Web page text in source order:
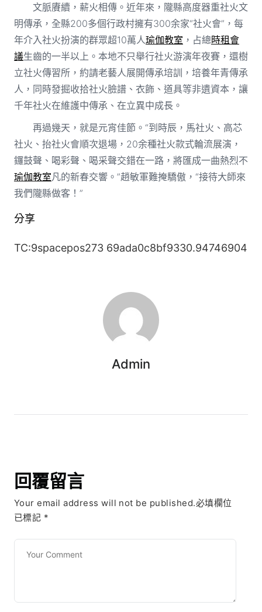
文脈賡續，薪火相傳。近年來，隴縣高度器重社火文
明傳承，全縣200多個行政村擁有300余家“社火會”，每
年介入社火扮演的群眾超10萬人瑜伽教室 ，占總時租會
議生齒的一半以上。本地不只舉行社火游演年夜賽，還樹
立社火傳習所，約請老藝人展開傳承培訓，培養年青傳承
人，同時發掘收拾社火臉譜、衣飾、道具等非遺資本，讓
千年社火在維護中傳承、在立異中成長。
再過幾天，就是元宵佳節。“到時辰，馬社火、高芯
社火、抬社火會順次退場，20余種社火款式輪流展演，
鑼鼓聲、喝彩聲、喝采聲交錯在一路，將匯成一曲熱烈不
瑜伽教室凡的新春交響。”趙敏軍難掩驕傲，“接待大師來
我們隴縣做客！”
分享
TC:9spacepos273 69ada0c8bf9330.94746904
Admin
回覆留言
Your email address will not be published.必填欄位
已標記 *